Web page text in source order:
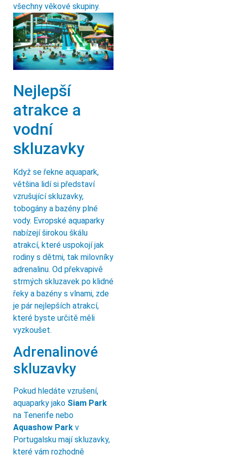
všechny věkové skupiny.
Nejlepší
atrakce a
vodní
skluzavky
Když se řekne aquapark,
většina lidí si představí
vzrušující skluzavky,
tobogány a bazény plné
vody. Evropské aquaparky
nabízejí širokou škálu
atrakcí, které uspokojí jak
rodiny s dětmi, tak milovníky
adrenalinu. Od překvapivě
strmých skluzavek po klidné
řeky a bazény s vlnami, zde
je pár nejlepších atrakcí,
které byste určitě měli
vyzkoušet.
Adrenalinové
skluzavky
Pokud hledáte vzrušení,
aquaparky jako Siam Park
na Tenerife nebo
Aquashow Park v
Portugalsku mají skluzavky,
které vám rozhodně